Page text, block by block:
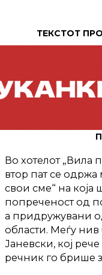
ТЕКСТОТ
Во хотелот „Вила
втор пат се одржа
свои сме“ на која
попреченост од
а придружувани
области. Меѓу
Јаневски, кој
речник го брише